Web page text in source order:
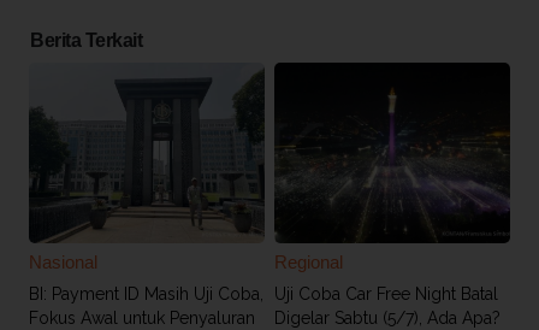
Berita Terkait
Nasional
BI: Payment ID Masih Uji Coba,
Fokus Awal untuk Penyaluran
Regional
Uji Coba Car Free Night Batal
Digelar Sabtu (5/7), Ada Apa?